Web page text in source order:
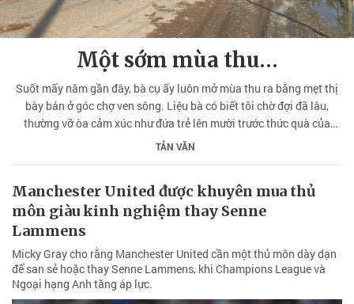
Một sớm mùa thu…
Suốt mấy năm gần đây, bà cụ ấy luôn mở mùa thu ra bằng mẹt thị
bày bán ở góc chợ ven sông. Liệu bà có biết tôi chờ đợi đã lâu,
thường vỡ òa cảm xúc như đứa trẻ lên mười trước thức quà của
mùa thu.
TẢN VĂN
Manchester United được khuyên mua thủ
môn giàu kinh nghiệm thay Senne
Lammens
Micky Gray cho rằng Manchester United cần một thủ môn dày dạn
để san sẻ hoặc thay Senne Lammens, khi Champions League và
Ngoại hạng Anh tăng áp lực.